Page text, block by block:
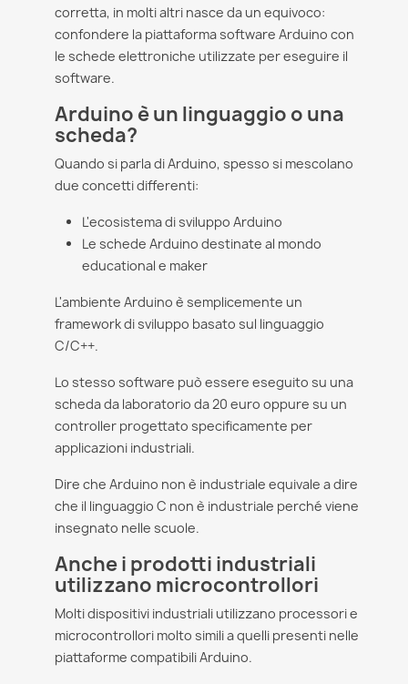
corretta, in molti altri nasce da un equivoco:
confondere la piattaforma software Arduino con
le schede elettroniche utilizzate per eseguire il
software.
Arduino è un linguaggio o una
scheda?
Quando si parla di Arduino, spesso si mescolano
due concetti differenti:
L'ecosistema di sviluppo Arduino
Le schede Arduino destinate al mondo
educational e maker
L'ambiente Arduino è semplicemente un
framework di sviluppo basato sul linguaggio
C/C++.
Lo stesso software può essere eseguito su una
scheda da laboratorio da 20 euro oppure su un
controller progettato specificamente per
applicazioni industriali.
Dire che Arduino non è industriale equivale a dire
che il linguaggio C non è industriale perché viene
insegnato nelle scuole.
Anche i prodotti industriali
utilizzano microcontrollori
Molti dispositivi industriali utilizzano processori e
microcontrollori molto simili a quelli presenti nelle
piattaforme compatibili Arduino.